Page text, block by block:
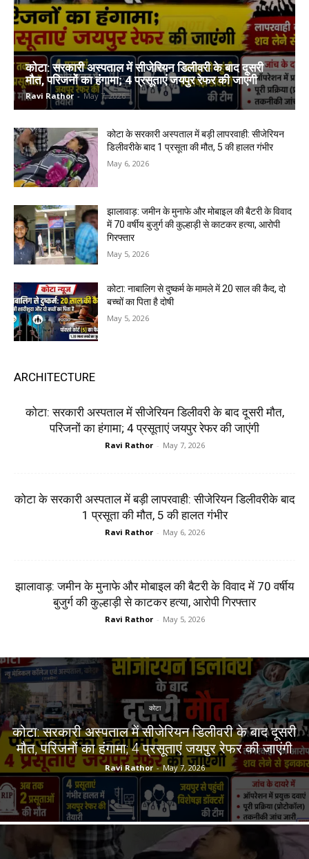
कोटा: सरकारी अस्पताल में सीजेरियन डिलीवरी के बाद दूसरी
मौत, परिजनों का हंगामा; 4 प्रसूताएं जयपुर रेफर की जाएंगी
Ravi Rathor - May 7, 2026
कोटा के सरकारी अस्पताल में बड़ी लापरवाही: सीजेरियन
डिलीवरीके बाद 1 प्रसूता की मौत, 5 की हालत गंभीर
May 6, 2026
झालावाड़: जमीन के मुनाफे और मोबाइल की बैटरी के विवाद
में 70 वर्षीय बुजुर्ग की कुल्हाड़ी से काटकर हत्या, आरोपी
गिरफ्तार
May 5, 2026
कोटा: नाबालिग से दुष्कर्म के मामले में 20 साल की कैद, दो
बच्चों का पिता है दोषी
May 5, 2026
ARCHITECTURE
कोटा: सरकारी अस्पताल में सीजेरियन डिलीवरी के बाद दूसरी मौत,
परिजनों का हंगामा; 4 प्रसूताएं जयपुर रेफर की जाएंगी
Ravi Rathor - May 7, 2026
कोटा के सरकारी अस्पताल में बड़ी लापरवाही: सीजेरियन डिलीवरीके बाद
1 प्रसूता की मौत, 5 की हालत गंभीर
Ravi Rathor - May 6, 2026
झालावाड़: जमीन के मुनाफे और मोबाइल की बैटरी के विवाद में 70 वर्षीय
बुजुर्ग की कुल्हाड़ी से काटकर हत्या, आरोपी गिरफ्तार
Ravi Rathor - May 5, 2026
कोटा
कोटा: सरकारी अस्पताल में सीजेरियन डिलीवरी के बाद दूसरी
मौत, परिजनों का हंगामा; 4 प्रसूताएं जयपुर रेफर की जाएंगी
Ravi Rathor - May 7, 2026